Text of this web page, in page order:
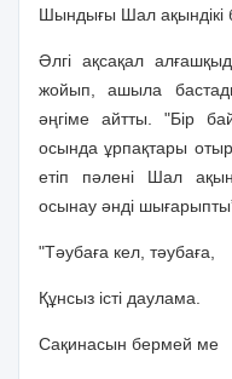
Шындығы Шал ақындiкi
Әлгi ақсақал
жойып, ашыла
әңгiме айтты. "Бiр
осында ұрпақтары
етiп пәленi Шал
осынау әндi
"Тәубаға кел, тәубаға,
Құнсыз iстi даулама.
Сақинасын бермей ме